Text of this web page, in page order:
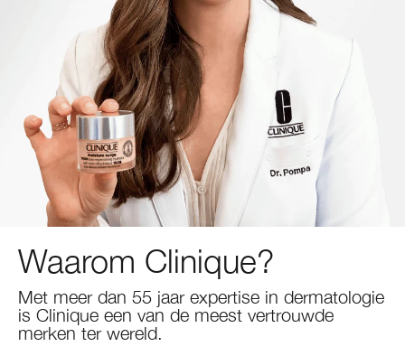
Gevoelige huid
Lipverzorging
Make-up Remover
Maskers & Scrubs
Hand- & Lichaamsverzorging
Zonnebescherming
Roodheid
Gemengde tot vette huid
Vette huid
Acne
Moisture Surge
Smart Clinical Repair
Even Better
Dramatically Different
Take The Day Off
Tinted Moisturizer
Eyeliner & oogpotlood
Oogschaduw
Wenkbrauwen
Black Honey
Even Better Makeup™
Take The Day Off™
Chubby Stick™
Waarom Clinique?
Met meer dan 55 jaar expertise in dermatologie
is Clinique een van de meest vertrouwde
merken ter wereld.